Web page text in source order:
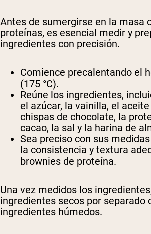
Antes de sumergirse en la masa
proteínas, es esencial medir y
ingredientes con precisión.
Comience precalentando el
(175 °C).
Reúne los ingredientes,
el azúcar, la vainilla, el
chispas de chocolate, la
cacao, la sal y la harina de
Sea preciso con sus
la consistencia y textura
brownies de proteína.
Una vez medidos los
ingredientes secos por separado
ingredientes húmedos.